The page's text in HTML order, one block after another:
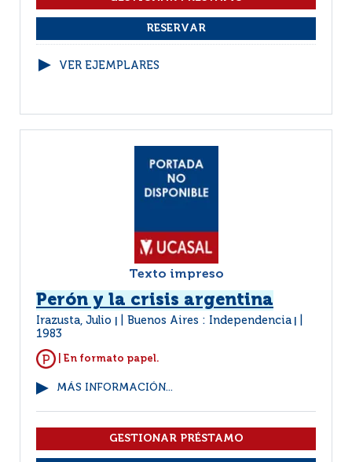
VER EJEMPLARES
Texto impreso
Perón y la crisis argentina
Irazusta, Julio Buenos Aires : Independencia
1983
| En formato papel.
MÁS INFORMACIÓN...